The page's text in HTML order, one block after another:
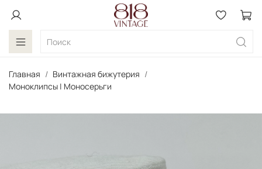
Главная
Винтажная бижутерия
Моноклипсы | Моносерьги